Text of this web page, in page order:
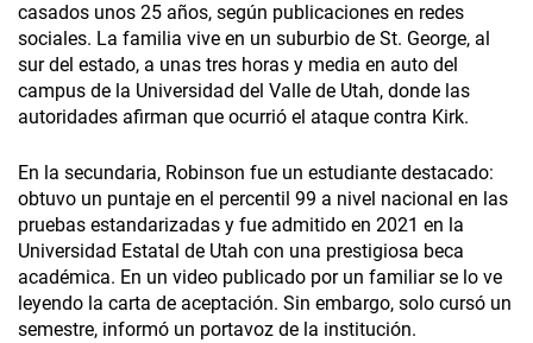
casados unos 25 años, según publicaciones en redes
sociales. La familia vive en un suburbio de St. George, al
sur del estado, a unas tres horas y media en auto del
campus de la Universidad del Valle de Utah, donde las
autoridades afirman que ocurrió el ataque contra Kirk.
En la secundaria, Robinson fue un estudiante destacado:
obtuvo un puntaje en el percentil 99 a nivel nacional en las
pruebas estandarizadas y fue admitido en 2021 en la
Universidad Estatal de Utah con una prestigiosa beca
académica. En un video publicado por un familiar se lo ve
leyendo la carta de aceptación. Sin embargo, solo cursó un
semestre, informó un portavoz de la institución.